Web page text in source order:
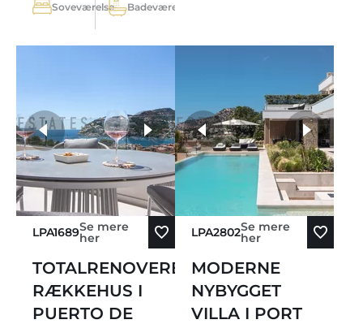
Soveværelse Badeværelse
LPA1689Se mere
her
TOTALRENOVERET
RÆKKEHUS I
PUERTO DE
flere fotos
LPA2802Se mere
her
MODERNE
NYBYGGET
VILLA I PORT